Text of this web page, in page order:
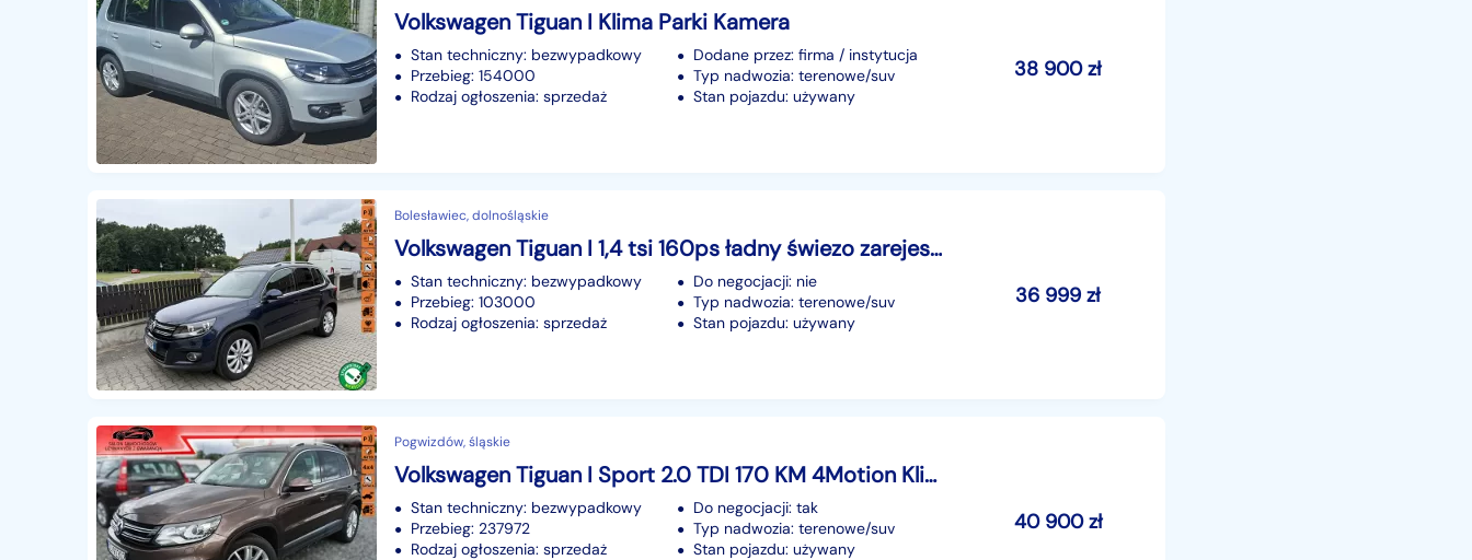
Volkswagen Tiguan I Klima Parki Kamera
Stan techniczny: bezwypadkowy
Przebieg: 154000
Rodzaj ogłoszenia: sprzedaż
Dodane przez: firma / instytucja
Typ nadwozia: terenowe/suv
Stan pojazdu: używany
38 900zł
Bolesławiec, dolnośląskie
Volkswagen Tiguan I 1,4 tsi 160ps ładny świezo zarejestrowany103 tys km tyś km z Navigac
Stan techniczny: bezwypadkowy
Przebieg: 103000
Rodzaj ogłoszenia: sprzedaż
Do negocjacji: nie
Typ nadwozia: terenowe/suv
Stan pojazdu: używany
36 999 zł
Pogwizdów, śląskie
Volkswagen Tiguan I Sport 2.0 TDI 170 KM 4Motion Klimatronic Navi Kamera Kredyt Bez BIK
Stan techniczny: bezwypadkowy
Przebieg: 237972
Rodzaj ogłoszenia: sprzedaż
Do negocjacji: tak
Typ nadwozia: terenowe/suv
Stan pojazdu: używany
40 900zł